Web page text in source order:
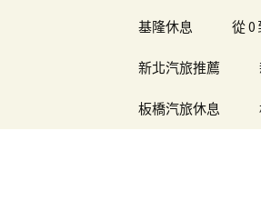
基隆休息 從 0
新北汽旅推薦
板橋汽旅休息